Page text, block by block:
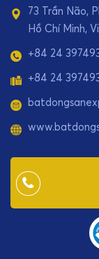
73 Trần Não,
Hồ Chí Minh,
+84 24
+84 24